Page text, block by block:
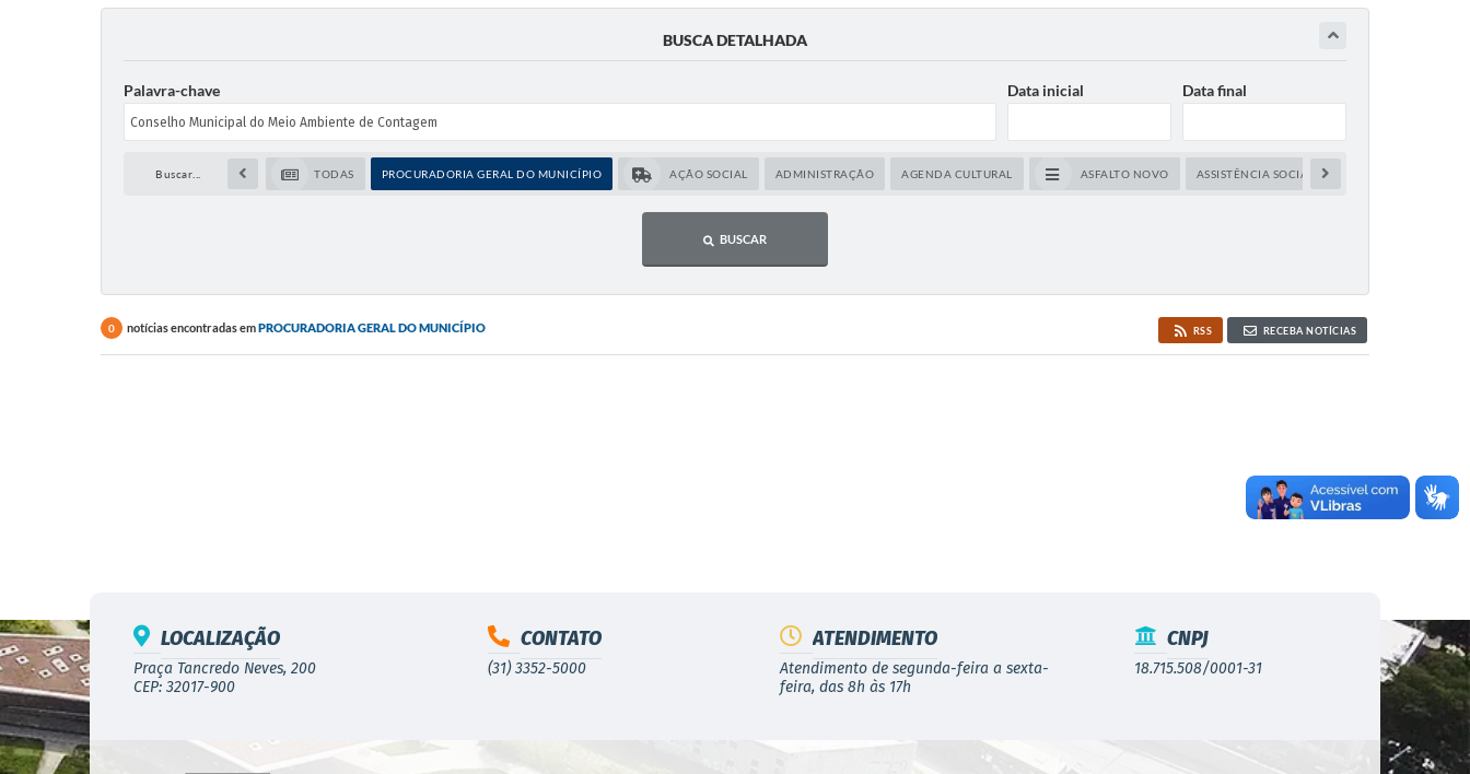
BUSCA DETALHADA
Palavra-chave Data inicial Data final
Buscar... TODAS PROCURADORIA GERAL DO MUNICÍPIO AÇÃO SOCIAL ADMINISTRAÇÃO AGENDA CULTURAL ASFALTO NOVO ASSISTÊNCIA SOCIAL
BUSCAR
0 notícias encontradas emPROCURADORIA GERAL DO MUNICÍPIO RSS RECEBA NOTÍCIAS
LOCALIZAÇÃO
Praça Tancredo Neves, 200
CEP: 32017-900
CONTATO
(31) 3352-5000
ATENDIMENTO
Atendimento de segunda-feira a sexta-
feira, das 8h às 17h
CNPJ
18.715.508/0001-31